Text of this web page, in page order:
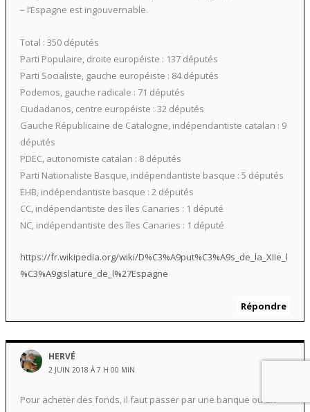
– l’Espagne est ingouvernable.
Total : 350 députés
Parti Populaire, droite européiste : 137 députés
Parti Socialiste, gauche européiste : 84 députés
Podemos, gauche radicale : 71 députés
Ciudadanos, centre européiste : 32 députés
Gauche Républicaine de Catalogne, indépendantiste catalan : 9
députés
PDEC, autonomiste catalan : 8 députés
Parti Nationaliste Basque, indépendantiste basque : 5 députés
EHB, indépendantiste basque : 2 députés
CC, indépendantiste des îles Canaries : 1 député
NC, indépendantiste des îles Canaries : 1 député
https://fr.wikipedia.org/wiki/D%C3%A9put%C3%A9s_de_la_XIIe_l
%C3%A9gislature_de_l%27Espagne
Répondre
HERVÉ
2 JUIN 2018 À 7 H 00 MIN
Pour acheter des fonds, il faut passer par une banque ou un